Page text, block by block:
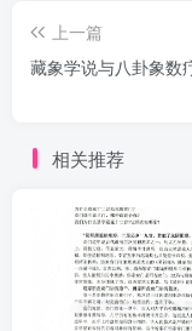
上一篇
藏象学说与八卦象数
相关推荐